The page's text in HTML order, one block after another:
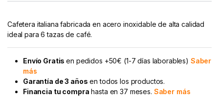
Cafetera italiana fabricada en acero inoxidable de alta calidad
ideal para 6 tazas de café.
Envío Gratisen pedidos +50€ (1-7 días laborables) Saber
más
Garantía de 3 años en todos los productos.
Financia tu compra hasta en 37 meses. Saber más